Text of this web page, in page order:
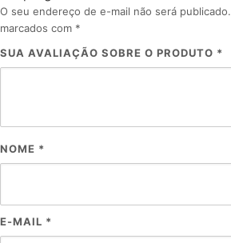
O seu endereço de e-mail não será publicado.
marcados com *
SUA AVALIAÇÃO SOBRE O PRODUTO *
NOME *
E-MAIL *